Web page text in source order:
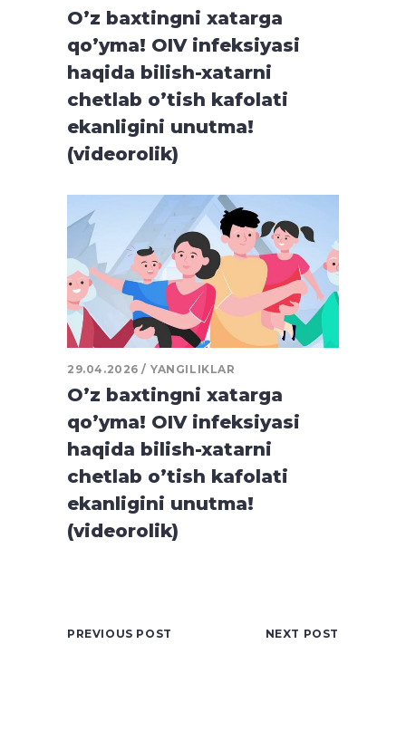
O’z baxtingni xatarga
qo’yma! OIV infeksiyasi
haqida bilish-xatarni
chetlab o’tish kafolati
ekanligini unutma!
(videorolik)
29.04.2026 YANGILIKLAR
O’z baxtingni xatarga
qo’yma! OIV infeksiyasi
haqida bilish-xatarni
chetlab o’tish kafolati
ekanligini unutma!
(videorolik)
PREVIOUS POST NEXT POST